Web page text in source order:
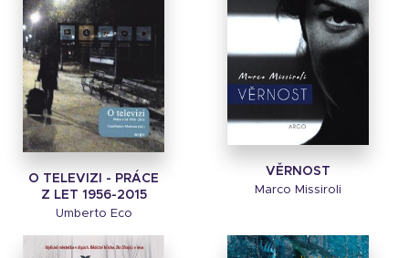
O TELEVIZI - PRÁCE
Z LET 1956-2015
Umberto Eco
VĚRNOST
Marco Missiroli